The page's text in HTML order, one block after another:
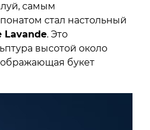
самым
стал настольный
Lavande. Это
высотой около
букет